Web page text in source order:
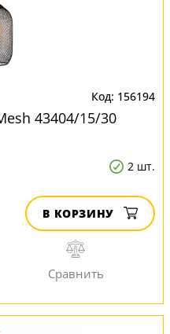
156194
43404/15/30
2 шт.
В КОРЗИНУ